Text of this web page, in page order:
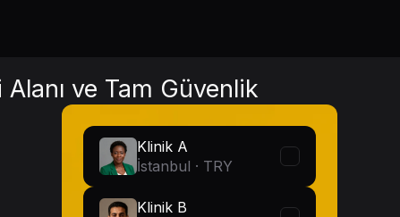
ve Tam Güvenlik
Klinik A
İstanbul · TRY
Klinik B